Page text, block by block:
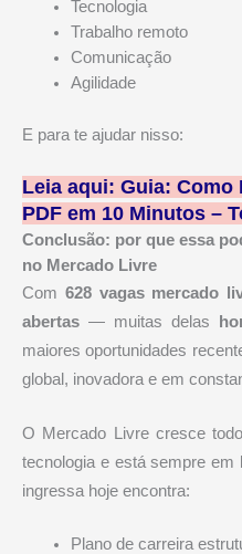
Tecnologia
Trabalho remoto
Comunicação
Agilidade
E para te ajudar nisso:
Leia aqui: Guia: Como
PDF em 10 Minutos –
Conclusão: por que essa
no Mercado Livre
Com 628 vagas mercado
abertas — muitas delas
maiores oportunidades
global, inovadora e em
O Mercado Livre cresce
tecnologia e está sempre
ingressa hoje encontra:
Plano de carreira